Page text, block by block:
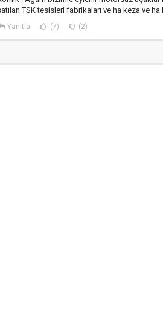
TSK tesisleri fabrikaları ve ha keza ve ha
Yanıtla (7) (2)